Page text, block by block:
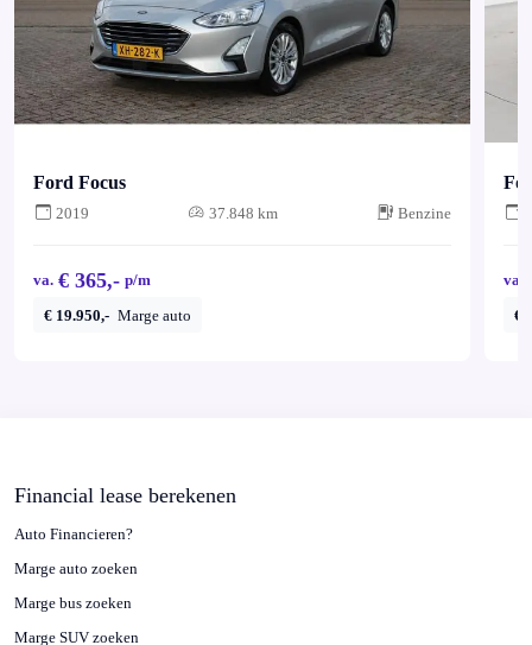
Ford Focus
2019 37.848 km Benzine
va. € 365,- p/m
€ 19.950,- Marge auto
va.
€
Financial lease berekenen
Auto Financieren?
Marge auto zoeken
Marge bus zoeken
Marge SUV zoeken